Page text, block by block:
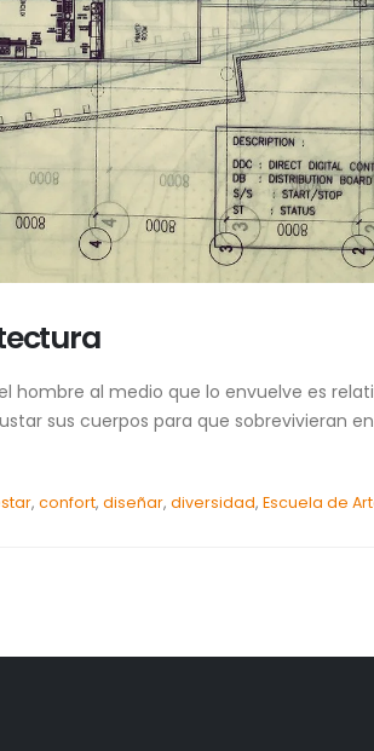
hombre al medio que lo envuelve es
sus cuerpos para que sobrevivieran
,confort,diseñar,diversidad,Escuela de